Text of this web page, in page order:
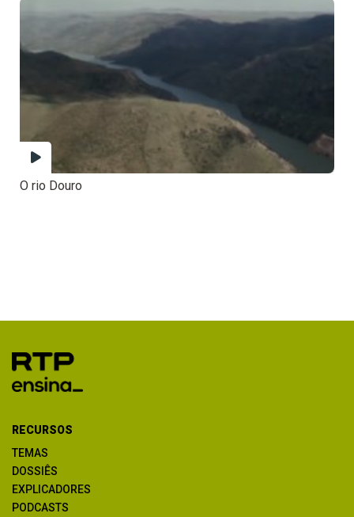
O rio Douro
RECURSOS
TEMAS
DOSSIÊS
EXPLICADORES
PODCASTS